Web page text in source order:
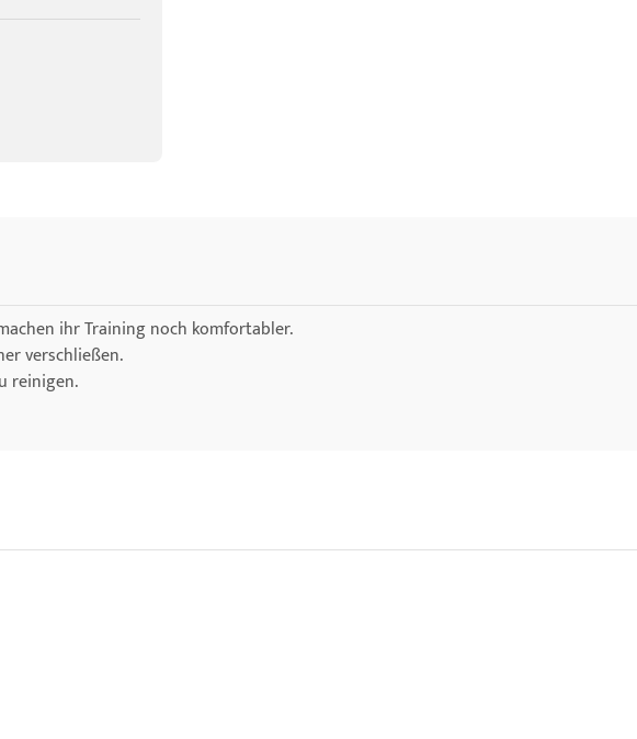
ihr Training noch komfortabler.
verschließen.
reinigen.